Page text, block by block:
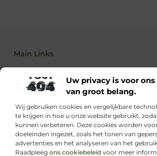
Uw privacy is voor ons
van groot belang.
Wij gebruiken cookies en vergelijkbare
te krijgen in hoe u onze website gebruikt,
kunnen verbeteren. Deze cookies worden
doeleinden ingezet, zoals het tonen van
advertenties en het analyseren van het
Raadpleeg ons cookiebeleid voor meer
Main Links
Dagelijks nieuwe inspiratie op
Ontdek waardevolle blogs boordevol
en praktische tips die jouw leven net